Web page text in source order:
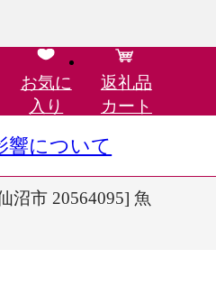
お気に
入り
返礼品
カート
響について
沼市 20564095] 魚